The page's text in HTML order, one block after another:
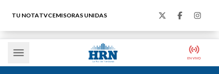
TU NOTATVCEMISORAS UNIDAS